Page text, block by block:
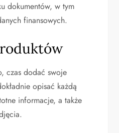
dokumentów, w tym
finansowych.
czas dodać swoje
opisać każdą
informacje, a także